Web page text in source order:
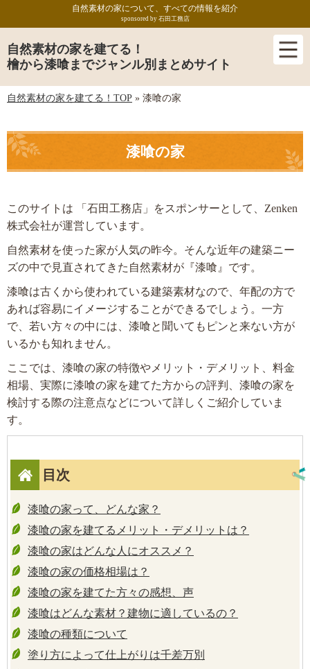
自然素材の家を建てる！
檜から漆喰までジャンル別まとめサイト
自然素材の家について、すべての情報を紹介
sponsored by 石田工務店
自然素材の家を建てる！TOP » 漆喰の家
漆喰の家
このサイトは 「石田工務店」をスポンサーとして、Zenken
株式会社が運営しています。
自然素材を使った家が人気の昨今。そんな近年の建築ニー
ズの中で見直されてきた自然素材が『漆喰』です。
漆喰は古くから使われている建築素材なので、年配の方で
あれば容易にイメージすることができるでしょう。一方
で、若い方々の中には、漆喰と聞いてもピンと来ない方が
いるかも知れません。
ここでは、漆喰の家の特徴やメリット・デメリット、料金
相場、実際に漆喰の家を建てた方からの評判、漆喰の家を
検討する際の注意点などについて詳しくご紹介していま
す。
目次
漆喰の家って、どんな家？
漆喰の家を建てるメリット・デメリットは？
漆喰の家はどんな人にオススメ？
漆喰の家の価格相場は？
漆喰の家を建てた方々の感想、声
漆喰はどんな素材？建物に適しているの？
漆喰の種類について
塗り方によって仕上がりは千差万別